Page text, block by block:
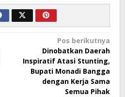
Pos berikutnya
Dinobatkan Daerah
Inspiratif Atasi Stunting,
Bupati Monadi Bangga
dengan Kerja Sama
Semua Pihak